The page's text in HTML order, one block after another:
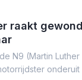
raakt
N9 (Martin